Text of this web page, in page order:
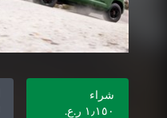
شراء
١٫١٥٠ ر.ع.‏